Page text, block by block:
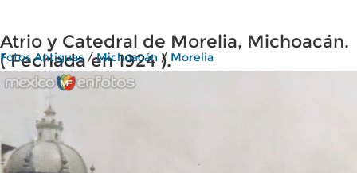
Atrio y Catedral de Morelia, Michoacán.
( Fechada en 1924 ).
Fotos Antiguas/Michoacán / Morelia